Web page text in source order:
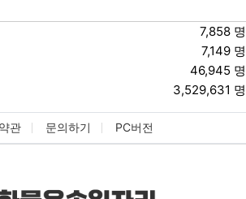
7,858 명
7,149 명
46,945 명
3,529,631 명
관 문의하기 PC버전